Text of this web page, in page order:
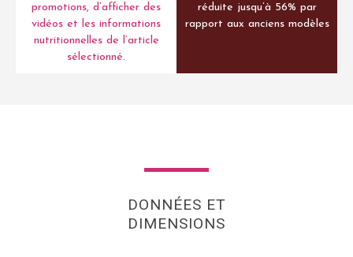
promotions, d’afficher des
vidéos et les informations
nutritionnelles de l’article
sélectionné.
réduite jusqu’à 56% par
rapport aux anciens modèles
DONNÉES ET
DIMENSIONS